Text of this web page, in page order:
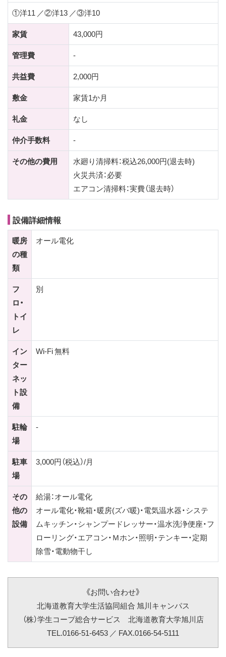
①洋11 ／②洋13 ／③洋10
家賃
43,000円
管理費
-
共益費
2,000円
敷金
家賃1か月
礼金
なし
仲介手数料
-
その他の費用
水廻り清掃料：税込26,000円(退去時)
火災共済：必要
エアコン清掃料：実費（退去時）
設備詳細情報
暖房
の種
類
オール電化
フ
ロ・
トイ
レ
別
イン
ター
ネッ
ト設
備
Wi-Fi 無料
駐輪
場
-
駐車
場
3,000円（税込）/月
その
他の
設備
給湯：オール電化
オール電化・靴箱・暖房(ズバ暖)・電気温水器・システ
ムキッチン・シャンプードレッサー・温水洗浄便座・フ
ローリング・エアコン・Ｍホン・照明・テンキー・定期
除雪・電動物干し
《お問い合わせ》
北海道教育大学生活協同組合 旭川キャンパス
（株）学生コープ総合サービス 北海道教育大学旭川店
TEL.0166-51-6453 ／ FAX.0166-54-5111